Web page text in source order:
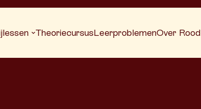
TheoriecursusLeerproblemenOver Rood